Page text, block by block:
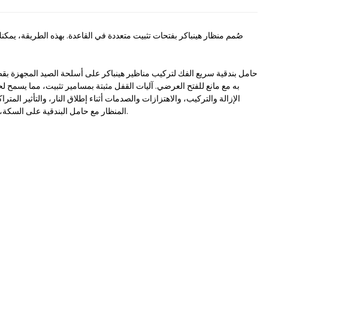
صُمم منظار هينباكر بفتحات تثبيت متعددة في القاعدة. بهذه الطريقة،
حامل بندقية سريع الفك لتركيب مناظير هينباكر على أسلحة الصيد المجهزة
به مع مانع للفتح العرضي. آليات القفل مثبتة بمسامير تثبيت، مما
الإزالة والتركيب، والاهتزازات والصدمات أثناء إطلاق النار، والتأثير
المنظار مع حامل البندقية على السكة، مع الحفاظ على نقطة الاصطدام (التعديل) ودقة إطلاق النار.